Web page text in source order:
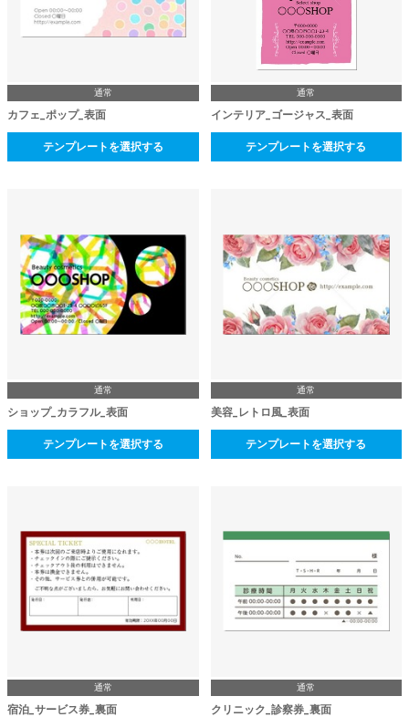
通常
カフェ_ポップ_表面
テンプレートを選択する
通常
インテリア_ゴージャス_表面
テンプレートを選択する
通常
ショップ_カラフル_表面
テンプレートを選択する
通常
美容_レトロ風_表面
テンプレートを選択する
通常
宿泊_サービス券_裏面
通常
クリニック_診察券_裏面